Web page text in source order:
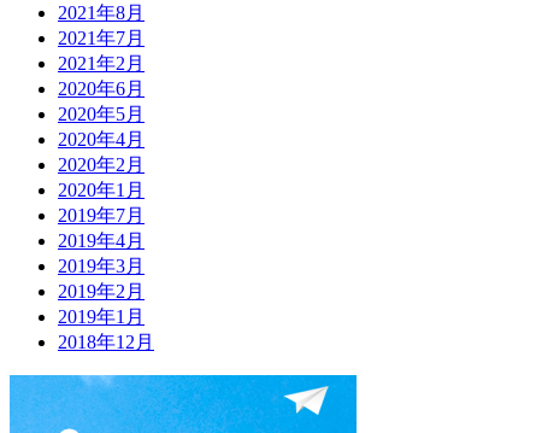
2021年8月
2021年7月
2021年2月
2020年6月
2020年5月
2020年4月
2020年2月
2020年1月
2019年7月
2019年4月
2019年3月
2019年2月
2019年1月
2018年12月